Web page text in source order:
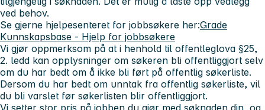
ved behov.
Se gjerne hjelpesenteret for jobbsøkere her:Grade
Kunnskapsbase - Hjelp for jobbsøkere
Vi gjør oppmerksom på at i henhold til offentleglova §25,
2. ledd kan opplysninger om søkeren bli offentliggjort selv
om du har bedt om å ikke bli ført på offentlig søkerliste.
Dersom du har bedt om unntak fra offentlig søkerliste, vil
du bli varslet før søkerlisten blir offentliggjort.